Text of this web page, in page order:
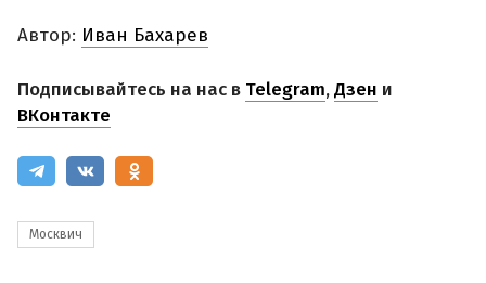
Автор: Иван Бахарев
Подписывайтесь на нас в Telegram,Дзен и
ВКонтакте
Москвич